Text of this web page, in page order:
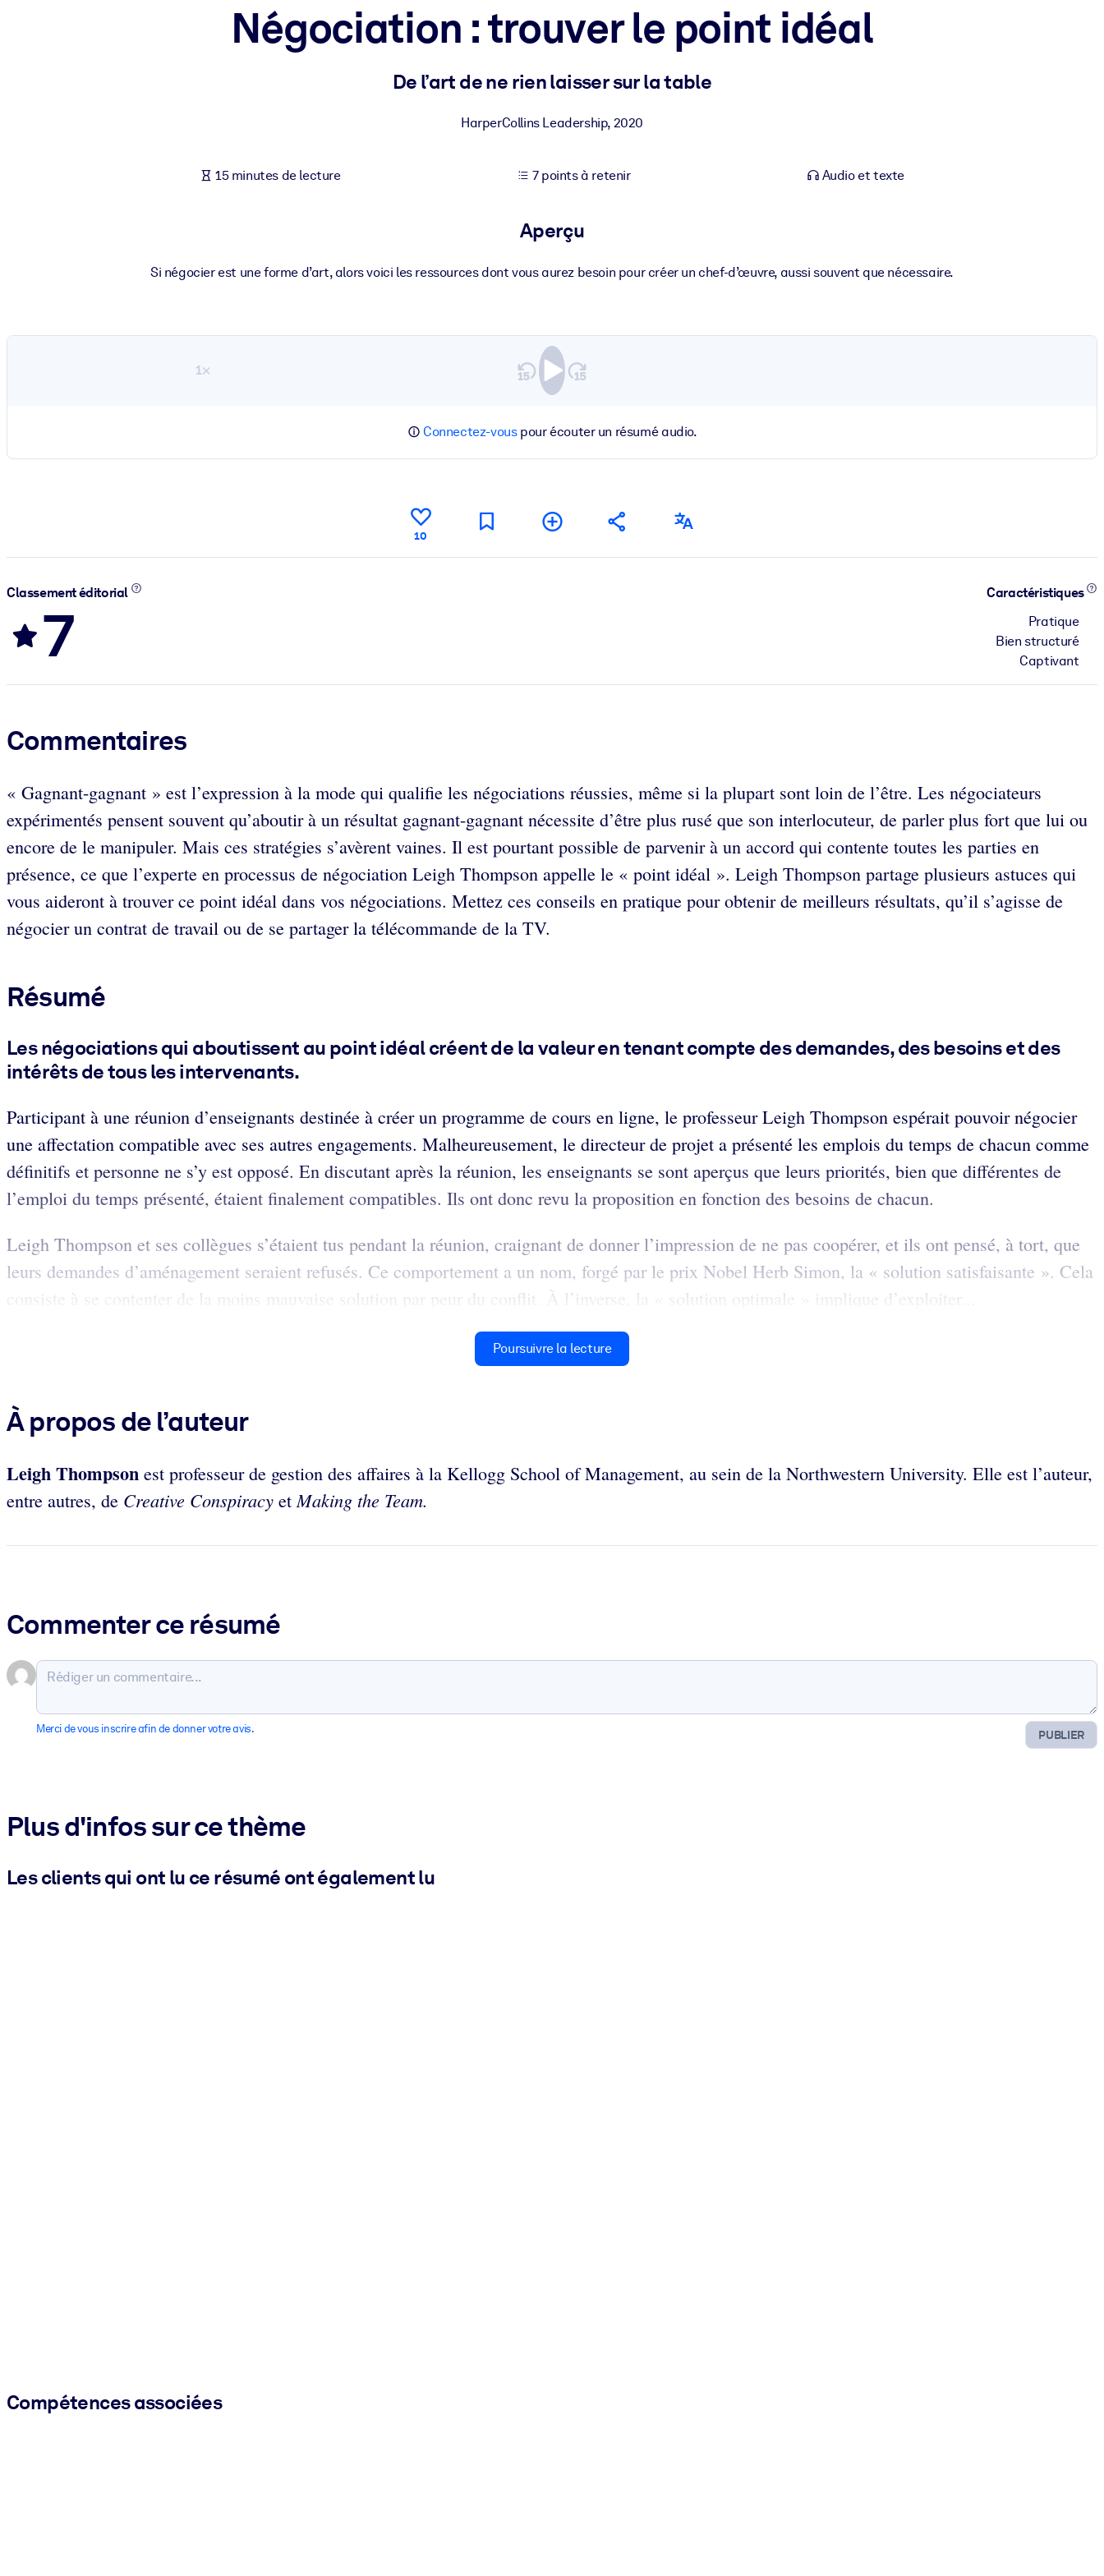
Enrichissez votre bibliothèque d'entreprise avec des connaissances commerciales fiables et prêtes à l'emploi.
Alimentez vos systèmes d'IA avec des connaissances fiables et structurées pour améliorer les résultats.
Négociation : trouver le point idéal
De l’art de ne rien laisser sur la table
HarperCollins Leadership, 2020
15 minutes de lecture 7 points à retenir Audio et texte
Aperçu
Si négocier est une forme d’art, alors voici les ressources dont vous aurez besoin pour créer un chef-d’œuvre, aussi souvent que nécessaire.
1×
Connectez-vouspour écouter un résumé audio.
10
Classement éditorial
7
Caractéristiques
Pratique
Bien structuré
Captivant
Commentaires
« Gagnant-gagnant » est l’expression à la mode qui qualifie les négociations réussies, même si la plupart sont loin de l’être. Les négociateurs
expérimentés pensent souvent qu’aboutir à un résultat gagnant-gagnant nécessite d’être plus rusé que son interlocuteur, de parler plus fort que lui ou
encore de le manipuler. Mais ces stratégies s’avèrent vaines. Il est pourtant possible de parvenir à un accord qui contente toutes les parties en
présence, ce que l’experte en processus de négociation Leigh Thompson appelle le « point idéal ». Leigh Thompson partage plusieurs astuces qui
vous aideront à trouver ce point idéal dans vos négociations. Mettez ces conseils en pratique pour obtenir de meilleurs résultats, qu’il s’agisse de
négocier un contrat de travail ou de se partager la télécommande de la TV.
Résumé
Les négociations qui aboutissent au point idéal créent de la valeur en tenant compte des demandes, des besoins et des
intérêts de tous les intervenants.
​​Participant à une réunion d’enseignants destinée à créer un programme de cours en ligne, le professeur Leigh Thompson espérait pouvoir négocier
une affectation compatible avec ses autres engagements. Malheureusement, le directeur de projet a présenté les emplois du temps de chacun comme
définitifs et personne ne s’y est opposé. En discutant après la réunion, les enseignants se sont aperçus que leurs priorités, bien que différentes de
l’emploi du temps présenté, étaient finalement compatibles. Ils ont donc revu la proposition en fonction des besoins de chacun.
Leigh Thompson et ses collègues s’étaient tus pendant la réunion, craignant de donner l’impression de ne pas coopérer, et ils ont pensé, à tort, que
leurs demandes d’aménagement seraient refusés. Ce comportement a un nom, forgé par le prix Nobel Herb Simon, la « solution satisfaisante ». Cela
consiste à se contenter de la moins mauvaise solution par peur du conflit. À l’inverse, la « solution optimale » implique d’exploiter...
Poursuivre la lecture
À propos de l’auteur
Leigh Thompson est professeur de gestion des affaires à la Kellogg School of Management, au sein de la Northwestern University. Elle est l’auteur,
entre autres, de Creative Conspiracy etMaking the Team.
Commenter ce résumé
PUBLIER
Merci de vous inscrire afin de donner votre avis.
Plus d'infos sur ce thème
Les clients qui ont lu ce résumé ont également lu
Compétences associées